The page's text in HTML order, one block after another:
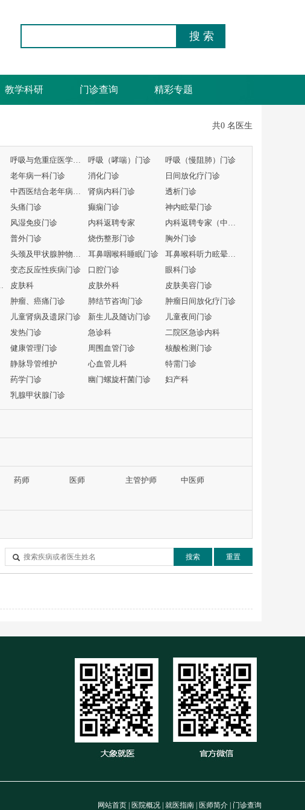
教学科研 门诊查询 精彩专题
共0 名医生
呼吸（哮喘）门诊
呼吸（慢阻肺）门诊
老年病一科门诊 消化门诊
日间放化疗门诊
肾病内科门诊
透析门诊
头痛门诊 癫痫门诊
神内眩晕门诊
风湿免疫门诊 内科返聘专家
普外门诊 烧伤整形门诊
胸外门诊
耳鼻咽喉科睡眠门诊
变态反应性疾病门诊 口腔门诊
眼科门诊
皮肤科 皮肤外科
皮肤美容门诊
肿瘤、癌痛门诊 肺结节咨询门诊
肿瘤日间放化疗门诊
儿童肾病及遗尿门诊 新生儿及随访门诊
儿童夜间门诊
发热门诊 急诊科
二院区急诊内科
健康管理门诊 周围血管门诊
核酸检测门诊
静脉导管维护 心血管儿科
特需门诊
药学门诊 幽门螺旋杆菌门诊
妇产科
乳腺甲状腺门诊
药师 医师 主管护师
中医师
搜索 重置
网站首页 | 医院概况 | 就医指南 | 医师简介 | 门诊查询